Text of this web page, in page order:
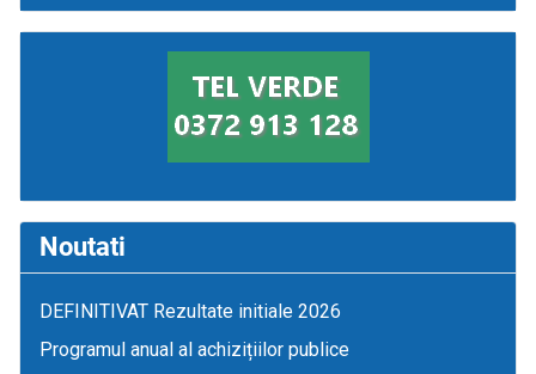
Noutati
DEFINITIVAT Rezultate initiale 2026
Programul anual al achizițiilor publice